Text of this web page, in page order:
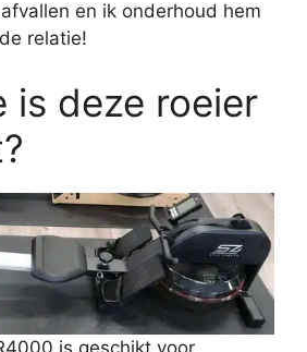
en ik onderhoud hem
relatie!
is deze roeier
is geschikt voor